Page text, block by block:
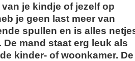
je kindje of jezelf op
je geen last meer van
spullen en is alles
De mand staat erg leuk als
kinder- of woonkamer. De